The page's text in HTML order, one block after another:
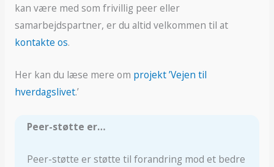
kan være med som frivillig peer eller
samarbejdspartner, er du altid velkommen til at
kontakte os.
Her kan du læse mere om projekt ’Vejen til
hverdagslivet.’
Peer-støtte er…
Peer-støtte er støtte til forandring mod et bedre